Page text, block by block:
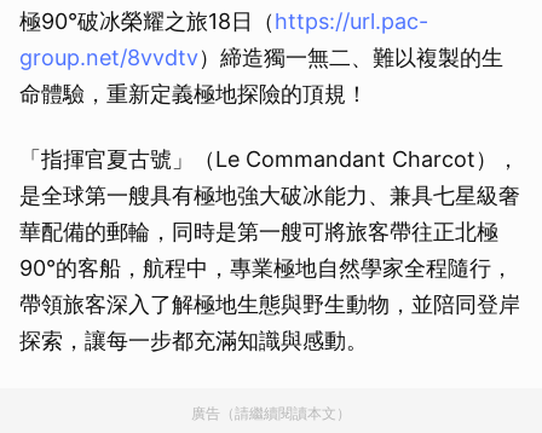
極90°破冰榮耀之旅18日（https://url.pac-
group.net/8vvdtv）締造獨一無二、難以複製的生
命體驗，重新定義極地探險的頂規！
「指揮官夏古號」（Le Commandant Charcot），
是全球第一艘具有極地強大破冰能力、兼具七星級奢
華配備的郵輪，同時是第一艘可將旅客帶往正北極
90°的客船，航程中，專業極地自然學家全程隨行，
帶領旅客深入了解極地生態與野生動物，並陪同登岸
探索，讓每一步都充滿知識與感動。
廣告（請繼續閱讀本文）